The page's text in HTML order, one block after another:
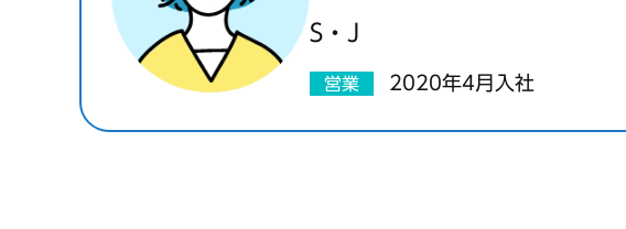
S・J
営業 2020年4月入社